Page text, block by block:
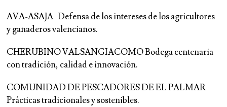
AVA-ASAJA Defensa de los intereses de los agricultores
y ganaderos valencianos.
CHERUBINO VALSANGIACOMO Bodega centenaria
con tradición, calidad e innovación.
COMUNIDAD DE PESCADORES DE EL PALMAR
Prácticas tradicionales y sostenibles.